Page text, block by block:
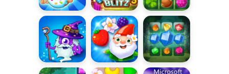
Sugar Heroes Jewels Blitz 5 Forest Match
Bohaterskie
Garden Tales
Jewels Blitz 3